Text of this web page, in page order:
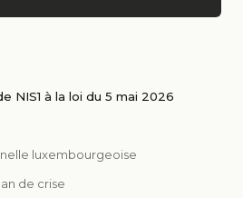
NIS1 à la loi du 5 mai 2026
luxembourgeoise
de crise